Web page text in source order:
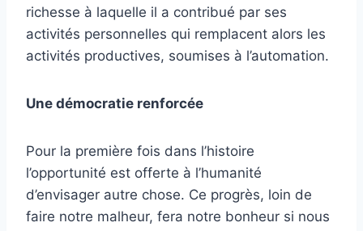
richesse à laquelle il a contribué par ses
activités personnelles qui remplacent alors les
activités productives, soumises à l’automation.
Une démocratie renforcée
Pour la première fois dans l’histoire
l’opportunité est offerte à l’humanité
d’envisager autre chose. Ce progrès, loin de
faire notre malheur, fera notre bonheur si nous